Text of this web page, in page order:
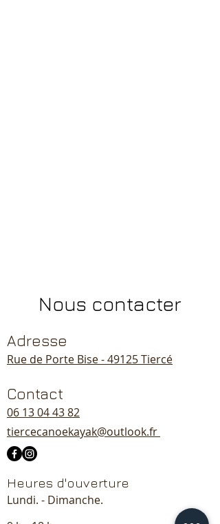
Nous contacter
Adresse
Rue de Porte Bise - 49125 Tiercé
Contact
06 13 04 43 82
tiercecanoekayak@outlook.fr
Heures d'ouverture
Lundi. - Dimanche.